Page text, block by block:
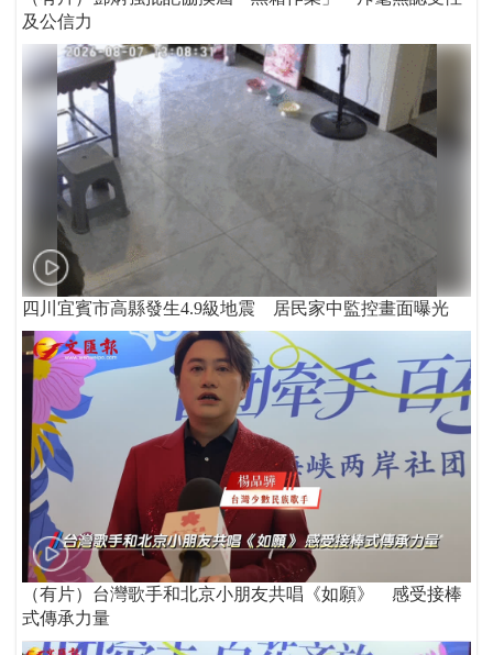
及公信力
四川宜賓市高縣發生4.9級地震 居民家中監控畫面曝光
（有片）台灣歌手和北京小朋友共唱《如願》 感受接棒
式傳承力量